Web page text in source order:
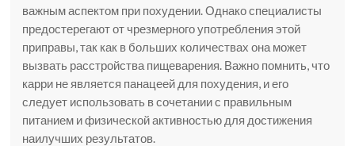
важным аспектом при похудении. Однако специалисты
предостерегают от чрезмерного употребления этой
приправы, так как в больших количествах она может
вызвать расстройства пищеварения. Важно помнить, что
карри не является панацеей для похудения, и его
следует использовать в сочетании с правильным
питанием и физической активностью для достижения
наилучших результатов.